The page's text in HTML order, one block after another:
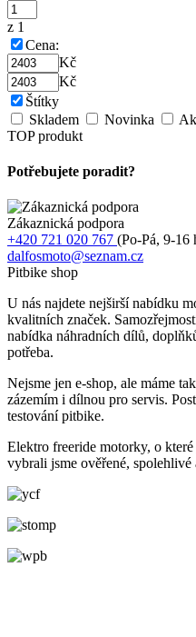
z 1
Cena:
Kč
Kč
Štítky
Skladem
Novinka
TOP produkt
Potřebujete poradit?
Zákaznická podpora
+420 721 020 767 (Po-Pá, 9-16
dalfosmoto@seznam.cz
Pitbike shop
U nás najdete nejširší nabídku
kvalitních značek.
nabídka náhradních dílů,
potřeba.
Nejsme jen e-shop, ale máme
zázemím i dílnou pro servis.
testování pitbike.
Elektro freeride motorky, o
vybrali jsme ověřené,